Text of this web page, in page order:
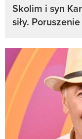
Skolim i syn
siły.